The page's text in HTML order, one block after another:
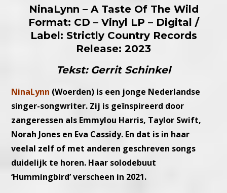
NinaLynn – A Taste Of The Wild
Format: CD – Vinyl LP – Digital /
Label: Strictly Country Records
Release: 2023
Tekst: Gerrit Schinkel
NinaLynn (Woerden) is een jonge Nederlandse
singer-songwriter. Zij is geïnspireerd door
zangeressen als Emmylou Harris, Taylor Swift,
Norah Jones en Eva Cassidy. En dat is in haar
veelal zelf of met anderen geschreven songs
duidelijk te horen. Haar solodebuut
‘Hummingbird’ verscheen in 2021.